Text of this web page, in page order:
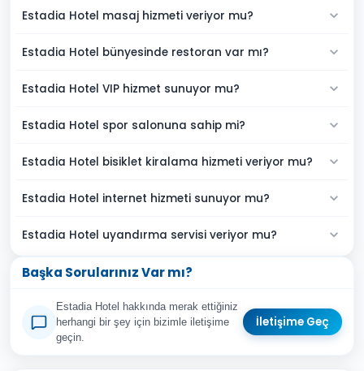
Estadia Hotel masaj hizmeti veriyor mu?
Estadia Hotel bünyesinde restoran var mı?
Estadia Hotel VIP hizmet sunuyor mu?
Estadia Hotel spor salonuna sahip mi?
Estadia Hotel bisiklet kiralama hizmeti veriyor mu?
Estadia Hotel internet hizmeti sunuyor mu?
Estadia Hotel uyandırma servisi veriyor mu?
Başka Sorularınız Var mı?
Estadia Hotel hakkında merak ettiğiniz
herhangi bir şey için bizimle iletişime
geçin.
İletişime Geç